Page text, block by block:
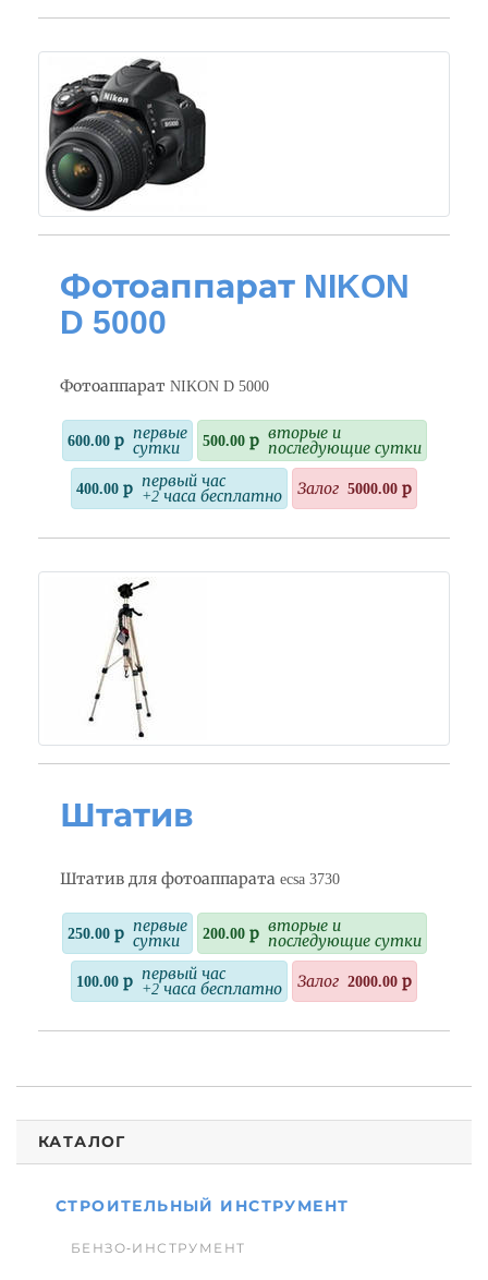
Фотоаппарат NIKON
D 5000
Фотоаппарат NIKON D 5000
600.00 р первые
сутки
500.00 р вторые и
последующие сутки
400.00 р первый час
+2 часа бесплатно
Залог 5000.00 р
Штатив
Штатив для фотоаппарата ecsa 3730
250.00 р первые
сутки
200.00 р вторые и
последующие сутки
100.00 р первый час
+2 часа бесплатно
Залог 2000.00 р
КАТАЛОГ
СТРОИТЕЛЬНЫЙ ИНСТРУМЕНТ
БЕНЗО-ИНСТРУМЕНТ